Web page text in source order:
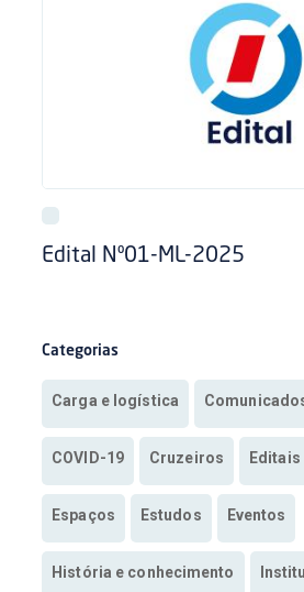
Edital Nº01-ML-2025
Categorias
Carga e logística
COVID-19 Cruzeiros Editais
Espaços Estudos Eventos
História e conhecimento